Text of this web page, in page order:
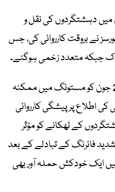
میں دہشتگردوں کی نقل و
نے بروقت کارروائی کی، جس
ترجمان پاک فوج کے مطابق 26 جون کو مستونگ میں ممکنہ
اطلاع پر پیشگی کارروائی
کے ٹھکانے کو مؤثر
شدید فائرنگ کے تبادلے کے بعد
ایک خودکش حملہ آور بھی